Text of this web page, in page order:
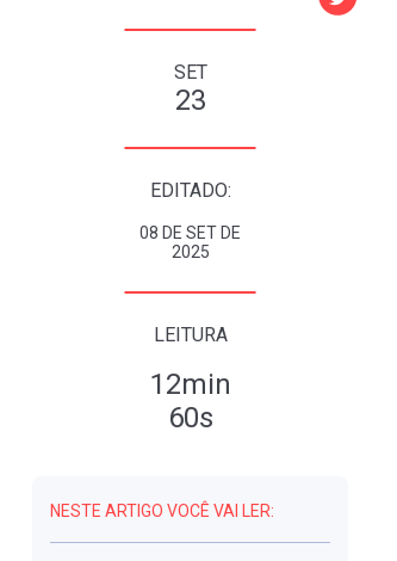
SET
23
EDITADO:
08 DE SET DE
2025
LEITURA
12min
60s
NESTE ARTIGO VOCÊ VAI LER: